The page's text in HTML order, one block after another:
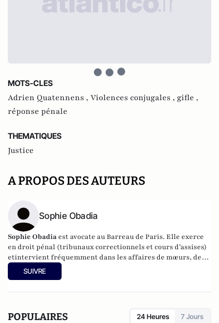
MOTS-CLES
Adrien Quatennens , Violences conjugales , gifle ,
réponse pénale
THEMATIQUES
Justice
A PROPOS DES AUTEURS
Sophie Obadia
Sophie Obadia est avocate au Barreau de Paris. Elle exerce
en droit pénal (tribunaux correctionnels et cours d’assises)
etintervient fréquemment dans les affaires de mœurs, de
harcèlement sexuel et moral, de viols et de violences
sexuelles. Sa compétence est reconnue dans le contentieux
SUIVRE
POPULAIRES 24 Heures 7 Jours